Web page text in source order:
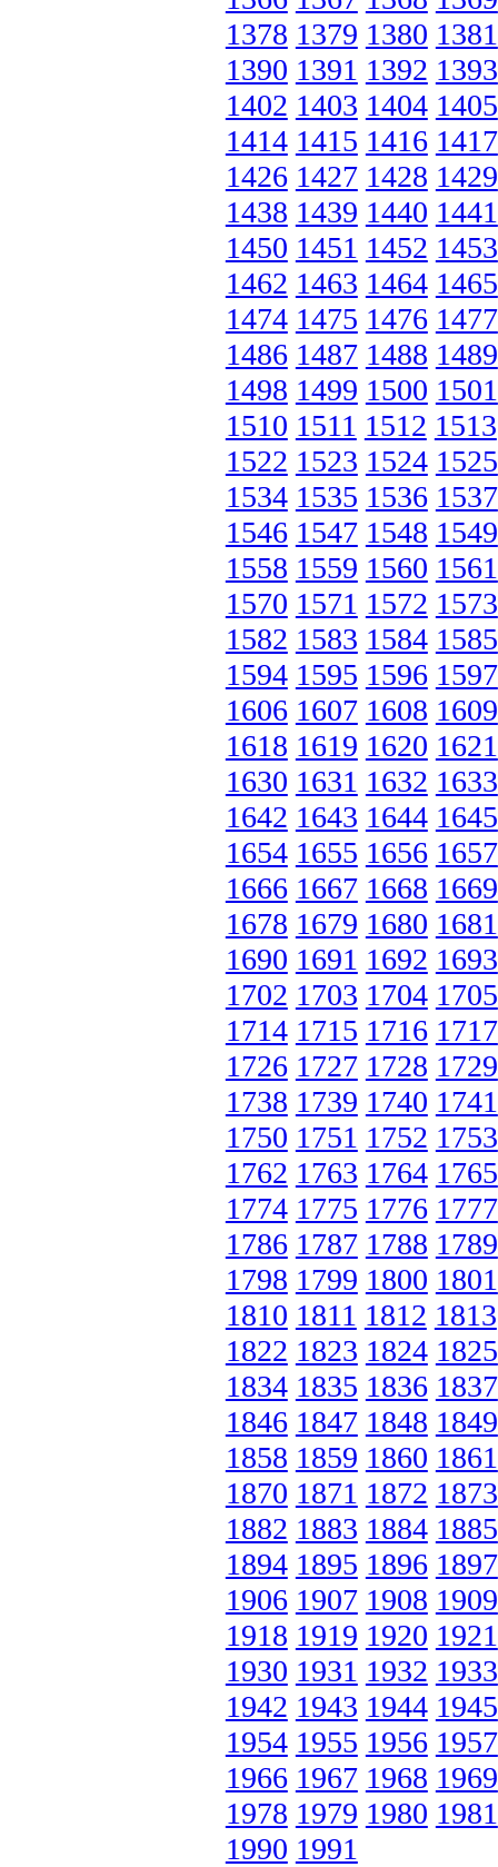
1378 1379 1380 1381
1390 1391 1392 1393
1402 1403 1404 1405
1414 1415 1416 1417
1426 1427 1428 1429
1438 1439 1440 1441
1450 1451 1452 1453
1462 1463 1464 1465
1474 1475 1476 1477
1486 1487 1488 1489
1498 1499 1500 1501
1510 1511 1512 1513
1522 1523 1524 1525
1534 1535 1536 1537
1546 1547 1548 1549
1558 1559 1560 1561
1570 1571 1572 1573
1582 1583 1584 1585
1594 1595 1596 1597
1606 1607 1608 1609
1618 1619 1620 1621
1630 1631 1632 1633
1642 1643 1644 1645
1654 1655 1656 1657
1666 1667 1668 1669
1678 1679 1680 1681
1690 1691 1692 1693
1702 1703 1704 1705
1714 1715 1716 1717
1726 1727 1728 1729
1738 1739 1740 1741
1750 1751 1752 1753
1762 1763 1764 1765
1774 1775 1776 1777
1786 1787 1788 1789
1798 1799 1800 1801
1810 1811 1812 1813
1822 1823 1824 1825
1834 1835 1836 1837
1846 1847 1848 1849
1858 1859 1860 1861
1870 1871 1872 1873
1882 1883 1884 1885
1894 1895 1896 1897
1906 1907 1908 1909
1918 1919 1920 1921
1930 1931 1932 1933
1942 1943 1944 1945
1954 1955 1956 1957
1966 1967 1968 1969
1978 1979 1980 1981
1990 1991